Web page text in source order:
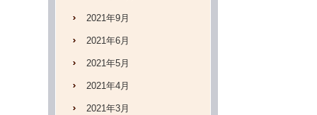
2021年9月
2021年6月
2021年5月
2021年4月
2021年3月